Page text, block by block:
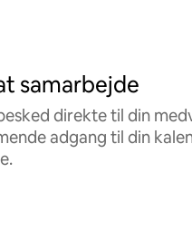
samarbejde
direkte til din
adgang til din